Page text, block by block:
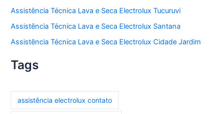
Assistência Técnica Lava e Seca Electrolux Tucuruvi
Assistência Técnica Lava e Seca Electrolux Santana
Assistência Técnica Lava e Seca Electrolux Cidade Jardim
Tags
assistência electrolux contato